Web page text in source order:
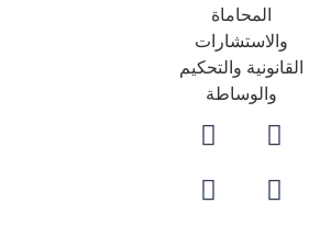
المحاماة
والاستشارات
والتحكيم
والوساطة